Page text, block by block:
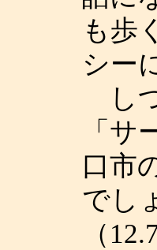
も歩
シー
し
「
口市
でし
（